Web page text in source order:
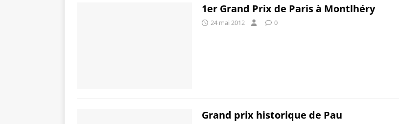
1er Grand Prix de Paris à Montlhéry
24 mai 2012 0
Grand prix historique de Pau